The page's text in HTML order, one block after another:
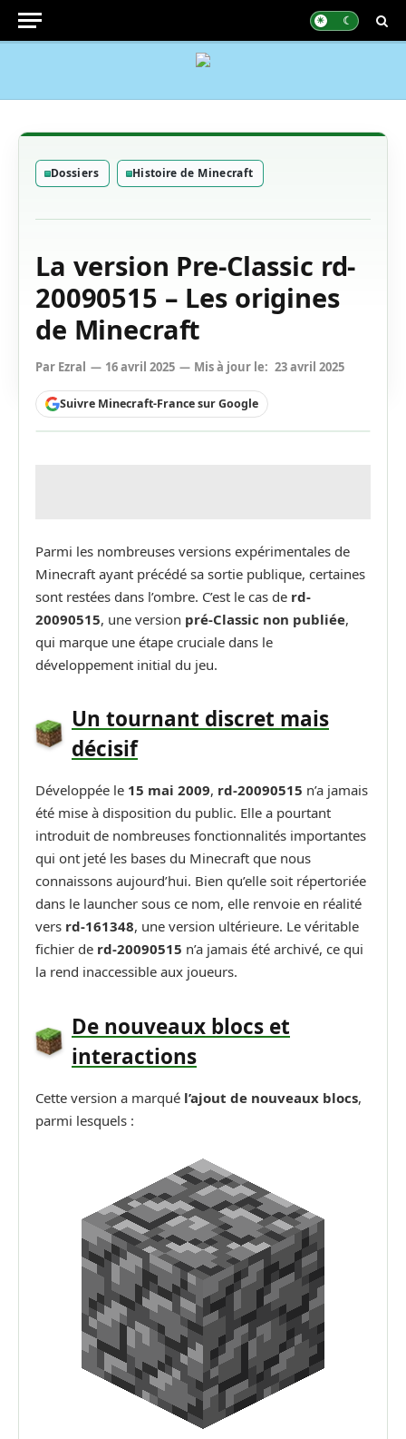
Dossiers Histoire de Minecraft
La version Pre-Classic rd-
20090515 – Les origines
de Minecraft
Par Ezral 16 avril 2025 Mis à jour le: 23 avril 2025
Suivre Minecraft-France sur Google
Parmi les nombreuses versions expérimentales de
Minecraft ayant précédé sa sortie publique, certaines
sont restées dans l’ombre. C’est le cas de rd-
20090515, une version pré-Classic non publiée,
qui marque une étape cruciale dans le
développement initial du jeu.
Un tournant discret mais
décisif
Développée le 15 mai 2009, rd-20090515 n’a jamais
été mise à disposition du public. Elle a pourtant
introduit de nombreuses fonctionnalités importantes
qui ont jeté les bases du Minecraft que nous
connaissons aujourd’hui. Bien qu’elle soit répertoriée
dans le launcher sous ce nom, elle renvoie en réalité
vers rd-161348, une version ultérieure. Le véritable
fichier de rd-20090515 n’a jamais été archivé, ce qui
la rend inaccessible aux joueurs.
De nouveaux blocs et
interactions
Cette version a marqué l’ajout de nouveaux blocs,
parmi lesquels :